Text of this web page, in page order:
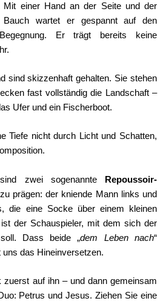
Mit einer Hand an der Seite und der
wartet er gespannt auf den
Er trägt bereits keine
sind skizzenhaft gehalten. Sie stehen
fast vollständig die Landschaft –
Ufer und ein Fischerboot.
Tiefe nicht durch Licht und Schatten,
zwei sogenannte Repoussoir-
prägen: der kniende Mann links und
die eine Socke über einem kleinen
der Schauspieler, mit dem sich der
soll. Dass beide „dem Leben nach“
das Hineinversetzen.
zuerst auf ihn – und dann gemeinsam
Petrus und Jesus. Ziehen Sie eine